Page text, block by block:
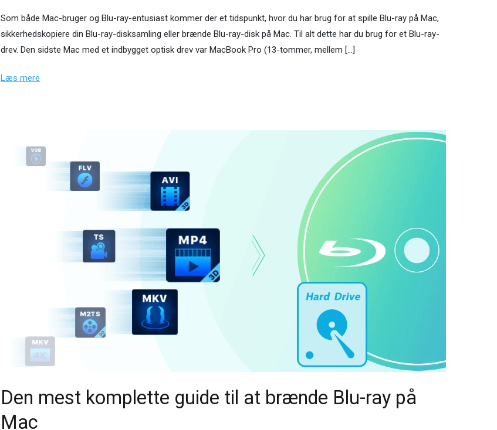
Som både Mac-bruger og Blu-ray-entusiast kommer der et tidspunkt, hvor du har brug for at spille Blu-ray på Mac,
sikkerhedskopiere din Blu-ray-disksamling eller brænde Blu-ray-disk på Mac. Til alt dette har du brug for et Blu-ray-
drev. Den sidste Mac med et indbygget optisk drev var MacBook Pro (13-tommer, mellem […]
Læs mere
Den mest komplette guide til at brænde Blu-ray på
Mac